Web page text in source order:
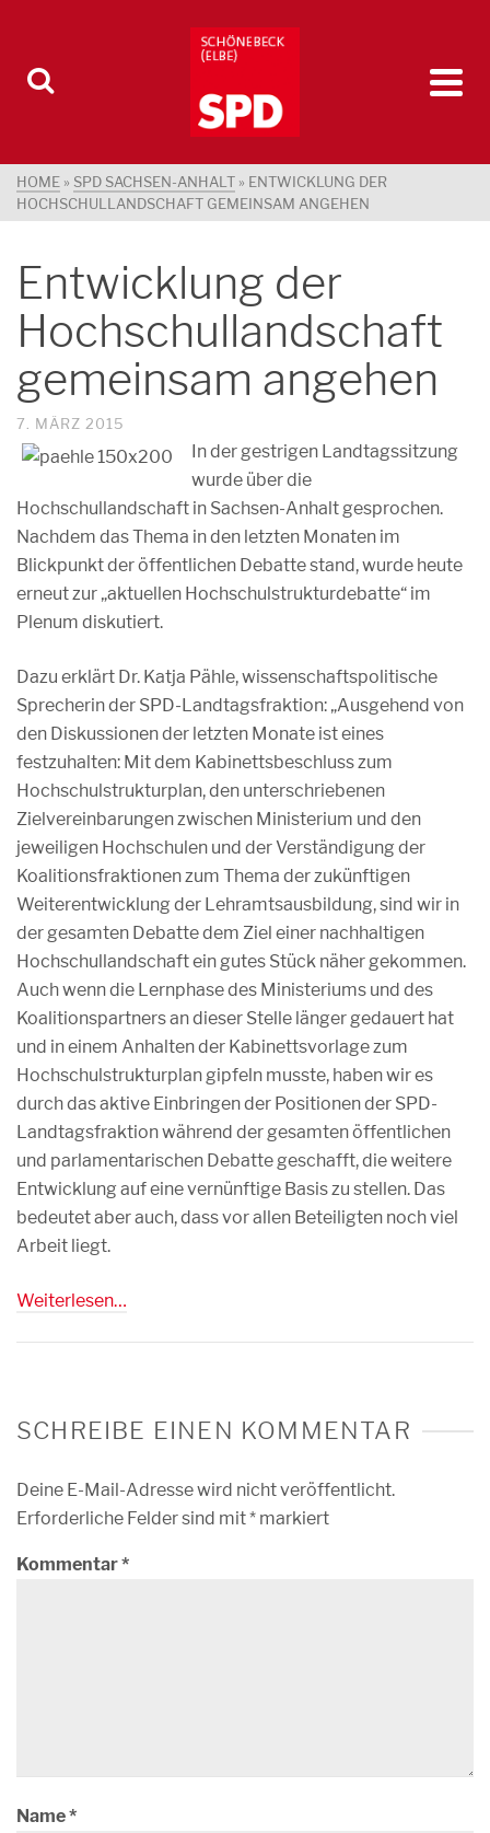
HOME » SPD SACHSEN-ANHALT » ENTWICKLUNG DER
HOCHSCHULLANDSCHAFT GEMEINSAM ANGEHEN
Entwicklung der
Hochschullandschaft
gemeinsam angehen
7. MÄRZ 2015
In der gestrigen Landtagssitzung
wurde über die
Hochschullandschaft in Sachsen-Anhalt gesprochen.
Nachdem das Thema in den letzten Monaten im
Blickpunkt der öffentlichen Debatte stand, wurde heute
erneut zur „aktuellen Hochschulstrukturdebatte“ im
Plenum diskutiert.
Dazu erklärt Dr. Katja Pähle, wissenschaftspolitische
Sprecherin der SPD-Landtagsfraktion: „Ausgehend von
den Diskussionen der letzten Monate ist eines
festzuhalten: Mit dem Kabinettsbeschluss zum
Hochschulstrukturplan, den unterschriebenen
Zielvereinbarungen zwischen Ministerium und den
jeweiligen Hochschulen und der Verständigung der
Koalitionsfraktionen zum Thema der zukünftigen
Weiterentwicklung der Lehramtsausbildung, sind wir in
der gesamten Debatte dem Ziel einer nachhaltigen
Hochschullandschaft ein gutes Stück näher gekommen.
Auch wenn die Lernphase des Ministeriums und des
Koalitionspartners an dieser Stelle länger gedauert hat
und in einem Anhalten der Kabinettsvorlage zum
Hochschulstrukturplan gipfeln musste, haben wir es
durch das aktive Einbringen der Positionen der SPD-
Landtagsfraktion während der gesamten öffentlichen
und parlamentarischen Debatte geschafft, die weitere
Entwicklung auf eine vernünftige Basis zu stellen. Das
bedeutet aber auch, dass vor allen Beteiligten noch viel
Arbeit liegt.
Weiterlesen…
SCHREIBE EINEN KOMMENTAR
Deine E-Mail-Adresse wird nicht veröffentlicht.
Erforderliche Felder sind mit* markiert
Kommentar*
Name*